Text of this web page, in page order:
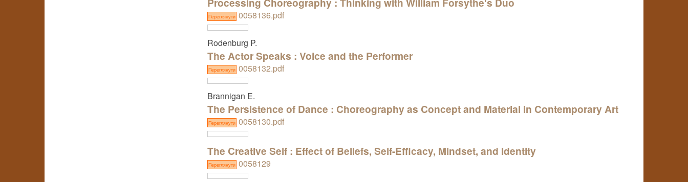
Переглянути0058136.pdf
Rodenburg P.
The Actor Speaks : Voice and the Performer
Переглянути0058132.pdf
Brannigan E.
The Persistence of Dance : Choreography as Concept and Material in Contemporary Art
Переглянути0058130.pdf
The Creative Self : Effect of Beliefs, Self-Efficacy, Mindset, and Identity
Переглянути0058129